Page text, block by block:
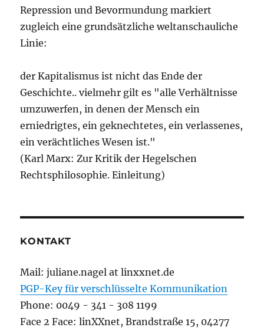
Repression und Bevormundung markiert
zugleich eine grundsätzliche weltanschauliche
Linie:
der Kapitalismus ist nicht das Ende der
Geschichte.. vielmehr gilt es "alle Verhältnisse
umzuwerfen, in denen der Mensch ein
erniedrigtes, ein geknechtetes, ein verlassenes,
ein verächtliches Wesen ist."
(Karl Marx: Zur Kritik der Hegelschen
Rechtsphilosophie. Einleitung)
KONTAKT
Mail: juliane.nagel at linxxnet.de
PGP-Key für verschlüsselte Kommunikation
Phone: 0049 - 341 - 308 1199
Face 2 Face: linXXnet, Brandstraße 15, 04277